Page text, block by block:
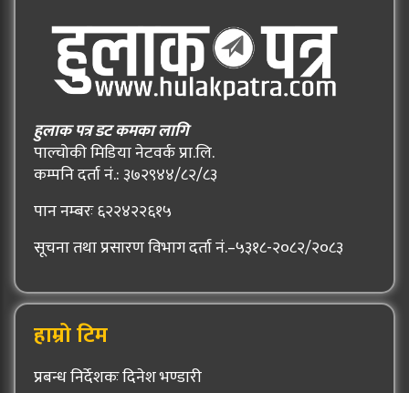
हुलाक पत्र डट कमका लागि
पाल्चोकी मिडिया नेटवर्क प्रा.लि.
कम्पनि दर्ता नं.: ३७२९४४/८२/८३
पान नम्बरः ६२२४२२६१५
सूचना तथा प्रसारण विभाग दर्ता नं.–५३१८-२०८२/२०८३
हाम्रो टिम
प्रबन्ध निर्देशकः दिनेश भण्डारी